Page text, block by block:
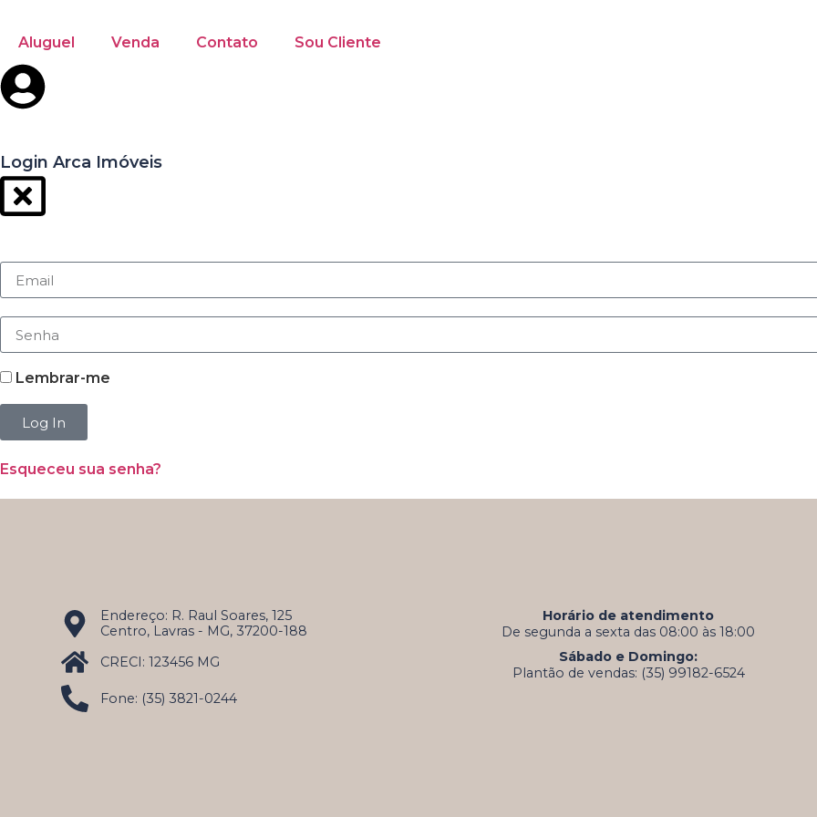
Aluguel Venda Contato Sou Cliente
Login Arca Imóveis
Lembrar-me
Log In
Esqueceu sua senha?
Endereço: R. Raul Soares, 125
Centro, Lavras - MG, 37200-188
CRECI: 123456 MG
Fone: (35) 3821-0244
Horário de atendimento
De segunda a sexta das 08:00 às 18:00
Sábado e Domingo:
Plantão de vendas: (35) 99182-6524